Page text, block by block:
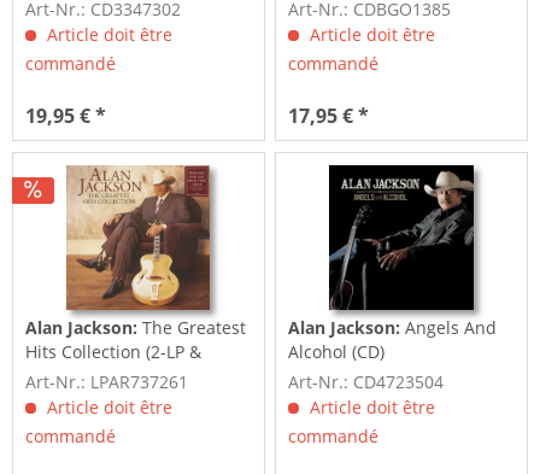
Art-Nr.: CD3347302
Article doit être
commandé
19,95 € *
Art-Nr.: CDBGO1385
Article doit être
commandé
17,95 € *
Alan Jackson:The Greatest
Hits Collection (2-LP &
Download...
Art-Nr.: LPAR737261
Article doit être
commandé
Alan Jackson:Angels And
Alcohol (CD)
Art-Nr.: CD4723504
Article doit être
commandé